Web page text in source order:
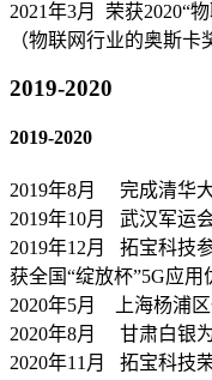
2021年3月 荣获2020“
（物联网行业的奥斯卡
2019-2020
2019-2020
2019年8月 完成清华
2019年10月 武汉军运
2019年12月 拓宝科技
获全国“绽放杯”5G应用
2020年5月 上海杨浦
2020年8月 甘肃白银
2020年11月 拓宝科技